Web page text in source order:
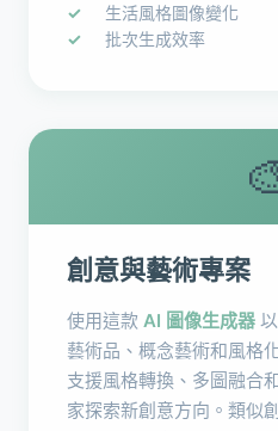
生活風格圖像變化
批次生成效率
創意與藝術專案
使用這款 AI 圖像生成器
藝術品、概念藝術和風格
支援風格轉換、多圖融合
家探索新創意方向。類似